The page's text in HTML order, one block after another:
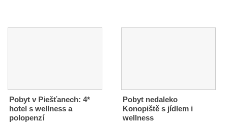
Pobyt v Piešťanech: 4*
hotel s wellness a
polopenzí
Pobyt nedaleko
Konopiště s jídlem i
wellness